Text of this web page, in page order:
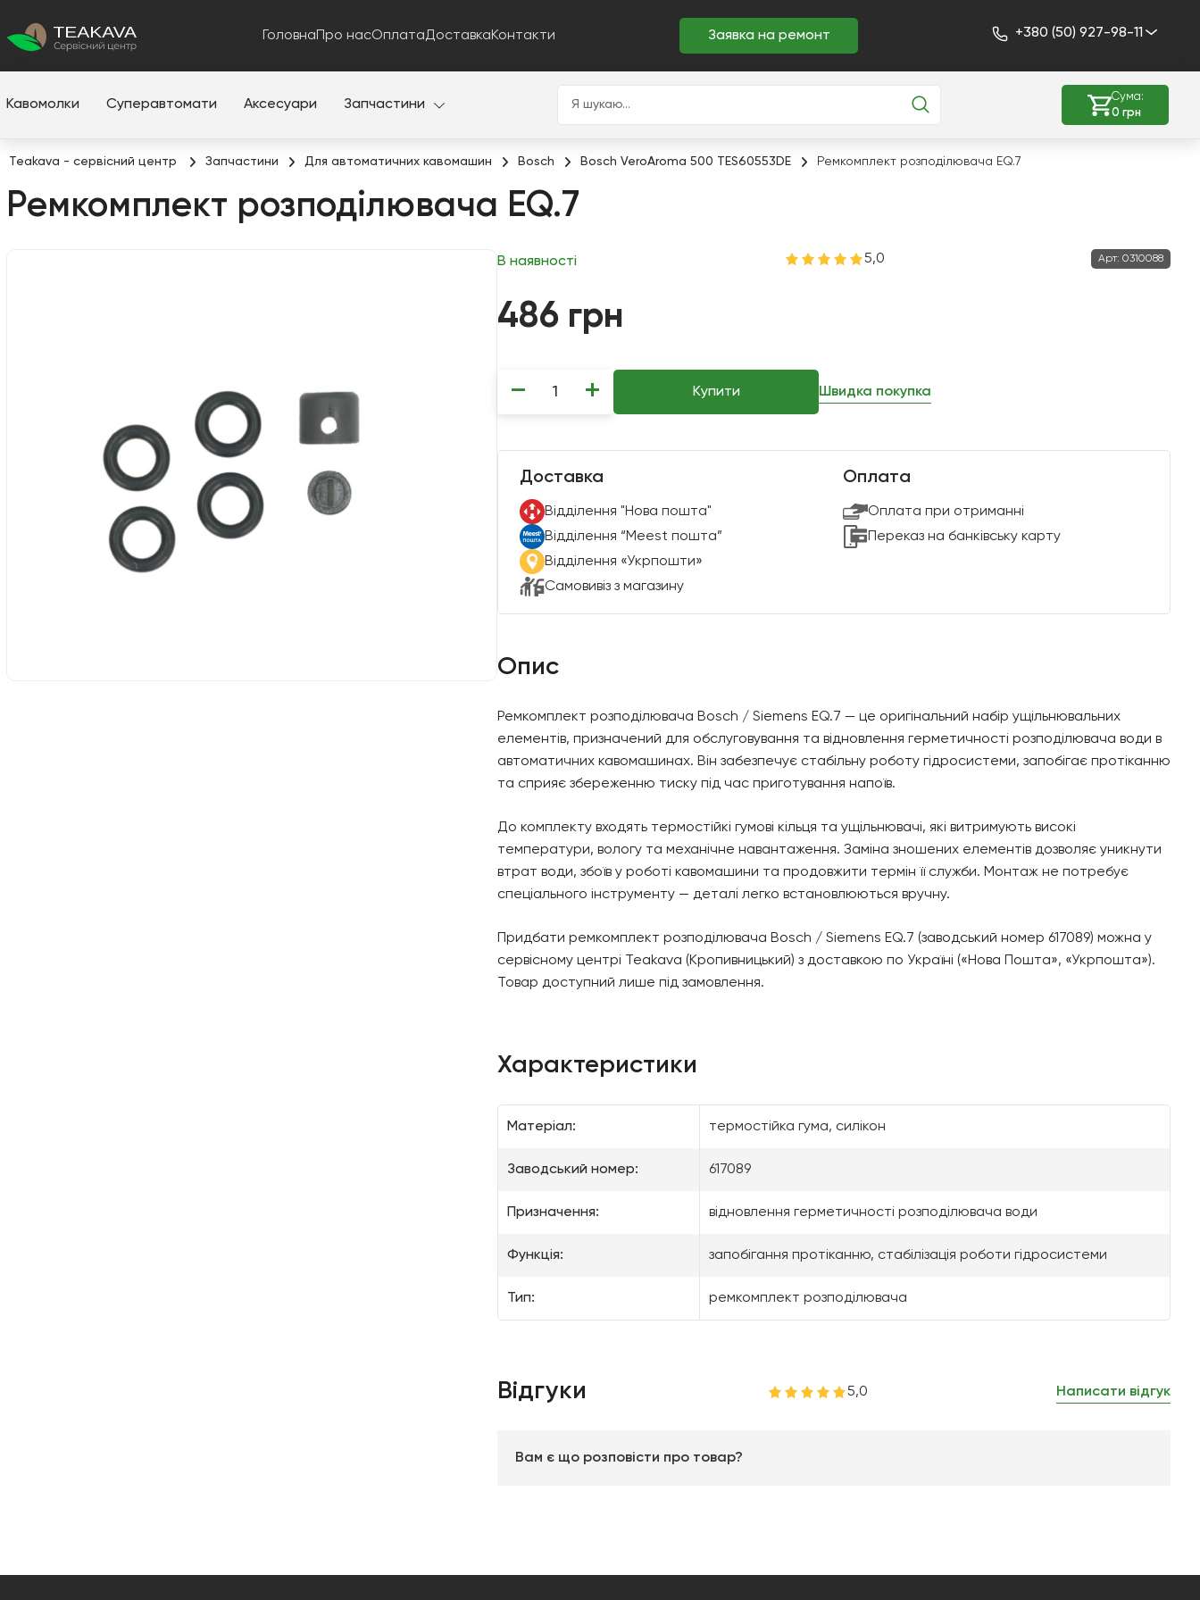
Головна Про насОплатаДоставкаКонтакти Заявка на ремонт +380 (50) 927-98-11
Кавомолки Суперавтомати Аксесуари Запчастини
Сума:
0 грн
Teakava - сервісний центр Запчастини Для автоматичних кавомашин Bosch Bosch VeroAroma 500 TES60553DE Ремкомплект розподілювача EQ.7
Ремкомплект розподілювача EQ.7
В наявності 5,0 Арт: 0310088
486 грн
− + Купити Швидка покупка
Доставка
Вiддiлення "Нова пошта"
Вiддiлення “Meest пошта”
Відділення «Укрпошти»
Самовивіз з магазину
Оплата
Оплата при отриманні
Переказ на банківську карту
Опис
Ремкомплект розподілювача Bosch / Siemens EQ.7 — це оригінальний набір ущільнювальних
елементів, призначений для обслуговування та відновлення герметичності розподілювача води в
автоматичних кавомашинах. Він забезпечує стабільну роботу гідросистеми, запобігає протіканню
та сприяє збереженню тиску під час приготування напоїв.
До комплекту входять термостійкі гумові кільця та ущільнювачі, які витримують високі
температури, вологу та механічне навантаження. Заміна зношених елементів дозволяє уникнути
втрат води, збоїв у роботі кавомашини та продовжити термін її служби. Монтаж не потребує
спеціального інструменту — деталі легко встановлюються вручну.
Придбати ремкомплект розподілювача Bosch / Siemens EQ.7 (заводський номер 617089) можна у
сервісному центрі Teakava (Кропивницький) з доставкою по Україні («Нова Пошта», «Укрпошта»).
Товар доступний лише під замовлення.
Характеристики
Матеріал: термостійка гума, силікон
Заводський номер: 617089
Призначення: відновлення герметичності розподілювача води
Функція: запобігання протіканню, стабілізація роботи гідросистеми
Тип: ремкомплект розподілювача
Відгуки 5,0 Написати відгук
Вам є що розповісти про товар?